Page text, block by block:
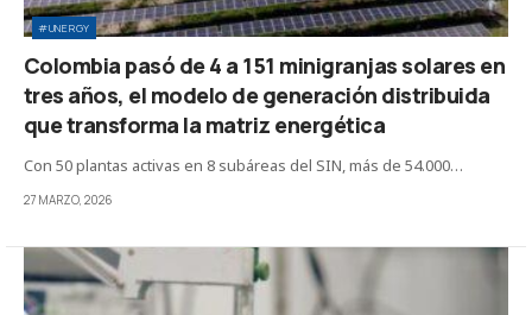
#UNERGY
Colombia pasó de 4 a 151 minigranjas solares en
tres años, el modelo de generación distribuida
que transforma la matriz energética
Con 50 plantas activas en 8 subáreas del SIN, más de 54.000…
27 MARZO, 2026